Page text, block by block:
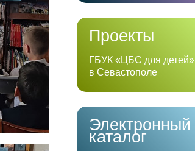
Проекты
ГБУК «ЦБС для детей»
в Севастополе
Электронный
каталог